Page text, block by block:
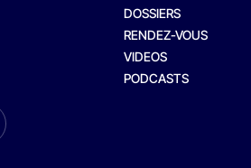
DOSSIERS
RENDEZ-VOUS
VIDEOS
PODCASTS